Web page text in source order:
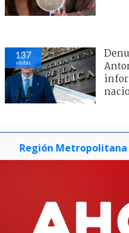
137
visitas
Región Metropolitana